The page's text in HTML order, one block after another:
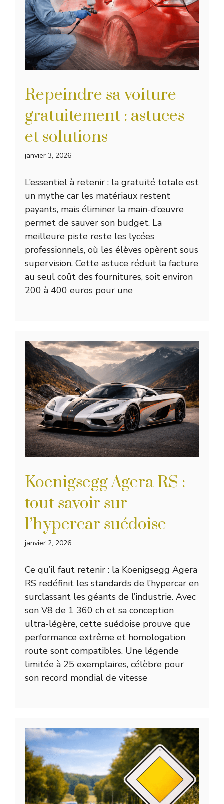
Repeindre sa voiture
gratuitement : astuces
et solutions
janvier 3, 2026
L’essentiel à retenir : la gratuité totale est
un mythe car les matériaux restent
payants, mais éliminer la main-d’œuvre
permet de sauver son budget. La
meilleure piste reste les lycées
professionnels, où les élèves opèrent sous
supervision. Cette astuce réduit la facture
au seul coût des fournitures, soit environ
200 à 400 euros pour une
Koenigsegg Agera RS :
tout savoir sur
l’hypercar suédoise
janvier 2, 2026
Ce qu’il faut retenir : la Koenigsegg Agera
RS redéfinit les standards de l’hypercar en
surclassant les géants de l’industrie. Avec
son V8 de 1 360 ch et sa conception
ultra-légère, cette suédoise prouve que
performance extrême et homologation
route sont compatibles. Une légende
limitée à 25 exemplaires, célèbre pour
son record mondial de vitesse